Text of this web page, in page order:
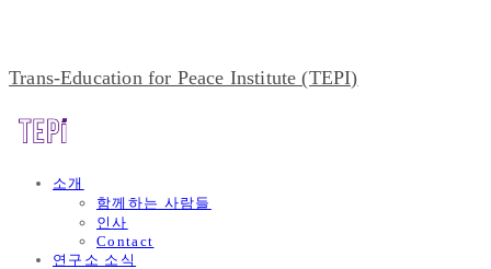
Trans-Education for Peace Institute (TEPI)
소개
함께하는 사람들
인사
Contact
연구소 소식